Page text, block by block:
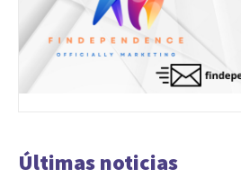
Últimas noticias